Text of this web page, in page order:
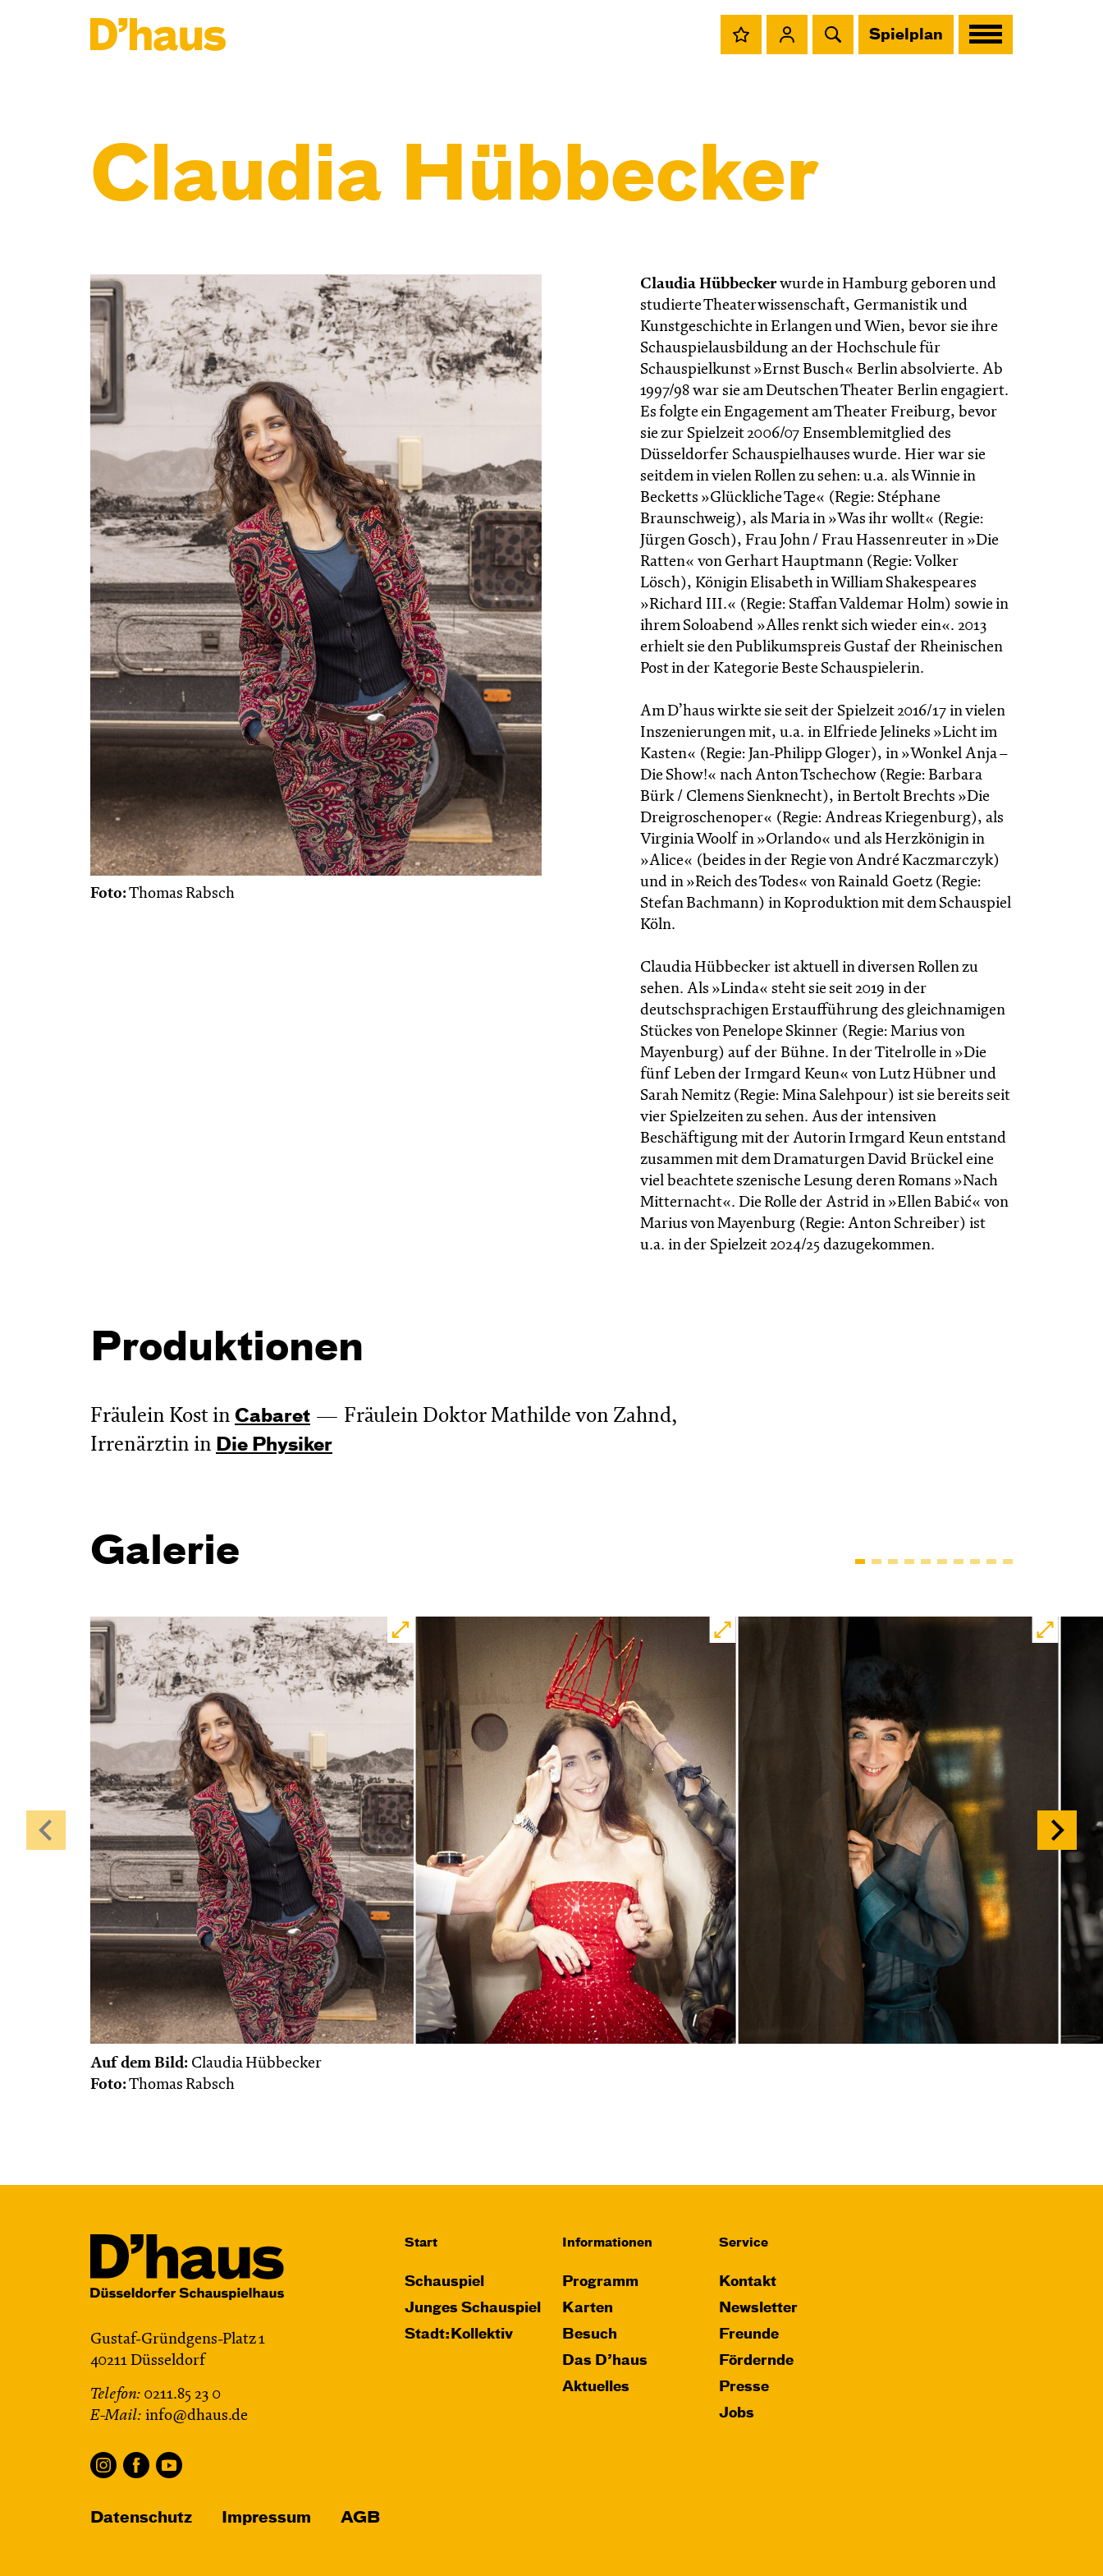
Spielplan
Claudia Hübbecker
Foto:Thomas Rabsch
Claudia Hübbeckerwurde in Hamburg geboren und
studierte Theaterwissenschaft, Germanistik und
Kunstgeschichte in Erlangen und Wien, bevor sie ihre
Schauspielausbildung an der Hochschule für
Schauspielkunst »Ernst Busch« Berlin absolvierte. Ab
1997/98 war sie am Deutschen Theater Berlin engagiert.
Es folgte ein Engagement am Theater Freiburg, bevor
sie zur Spielzeit 2006/07 Ensemblemitglied des
Düsseldorfer Schauspielhauses wurde. Hier war sie
seitdem in vielen Rollen zu sehen: u.a. als Winnie in
Becketts »Glückliche Tage« (Regie: Stéphane
Braunschweig), als Maria in »Was ihr wollt« (Regie:
Jürgen Gosch), Frau John / Frau Hassenreuter in »Die
Ratten« von Gerhart Hauptmann (Regie: Volker
Lösch), Königin Elisabeth in William Shakespeares
»Richard III.« (Regie: Staffan Valdemar Holm) sowie in
ihrem Soloabend »Alles renkt sich wieder ein«. 2013
erhielt sie den Publikumspreis Gustaf der Rheinischen
Post in der Kategorie Beste Schauspielerin.
Am D’haus wirkte sie seit der Spielzeit 2016/17 in vielen
Inszenierungen mit, u.a. in Elfriede Jelineks »Licht im
Kasten« (Regie: Jan-Philipp Gloger), in »Wonkel Anja –
Die Show!« nach Anton Tschechow (Regie: Barbara
Bürk / Clemens Sienknecht), in Bertolt Brechts »Die
Dreigroschenoper« (Regie: Andreas Kriegenburg), als
Virginia Woolf in »Orlando« und als Herzkönigin in
»Alice« (beides in der Regie von André Kaczmarczyk)
und in »Reich des Todes« von Rainald Goetz (Regie:
Stefan Bachmann) in Koproduktion mit dem Schauspiel
Köln.
Claudia Hübbecker ist aktuell in diversen Rollen zu
sehen. Als »Linda« steht sie seit 2019 in der
deutschsprachigen Erstaufführung des gleichnamigen
Stückes von Penelope Skinner (Regie: Marius von
Mayenburg) auf der Bühne. In der Titelrolle in »Die
fünf Leben der Irmgard Keun« von Lutz Hübner und
Sarah Nemitz (Regie: Mina Salehpour) ist sie bereits seit
vier Spielzeiten zu sehen. Aus der intensiven
Beschäftigung mit der Autorin Irmgard Keun entstand
zusammen mit dem Dramaturgen David Brückel eine
viel beachtete szenische Lesung deren Romans »Nach
Mitternacht«. Die Rolle der Astrid in »Ellen Babić« von
Marius von Mayenburg (Regie: Anton Schreiber) ist
u.a. in der Spielzeit 2024/25 dazugekommen.
Produktionen
Fräulein Kost in Cabaret
Fräulein Doktor Mathilde von Zahnd,
Irrenärztin in Die Physiker
Galerie
Auf dem Bild: Claudia Hübbecker
Foto:Thomas Rabsch
Gustaf-Gründgens-Platz 1
40211 Düsseldorf
Telefon: 0211.85 23 0
E-Mail: info@dhaus.de
Start
Schauspiel
Junges Schauspiel
Stadt:Kollektiv
Informationen
Programm
Karten
Besuch
Das D’haus
Aktuelles
Service
Kontakt
Newsletter
Freunde
Fördernde
Presse
Jobs
Datenschutz Impressum AGB